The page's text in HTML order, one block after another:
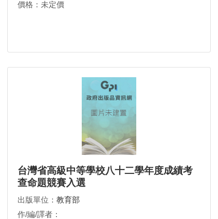
價格：未定價
台灣省高級中等學校八十二學年度成績考
查命題競賽入選
出版單位： 教育部
作/編/譯者：